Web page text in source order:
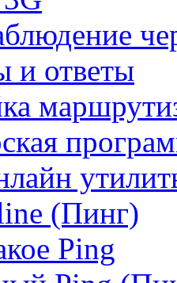
и ответы
(Пинг)
Ping